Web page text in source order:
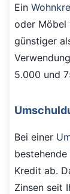
Ein
oder Möbel
günstiger
5.000 und
Bei einer
Kredit ab.
Zinsen seit